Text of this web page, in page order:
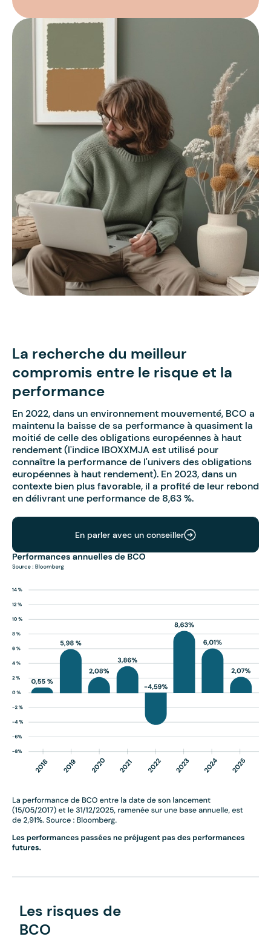
La recherche du meilleur
compromis entre le risque et la
performance
En 2022, dans un environnement mouvementé, BCO a
maintenu la baisse de sa performance à quasiment la
moitié de celle des obligations européennes à haut
rendement (l'indice IBOXXMJA est utilisé pour
connaître la performance de l'univers des obligations
européennes à haut rendement). En 2023, dans un
contexte bien plus favorable, il a profité de leur rebond
en délivrant une performance de 8,63 %.
En parler avec un conseiller
Les risques de
BCO